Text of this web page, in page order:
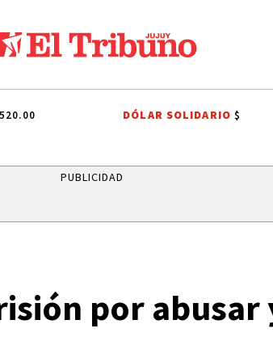
POR LOS BARRIOS ONDA ESTUDIANTIL 2026
DÓLAR SOLIDARIO$
PUBLICIDAD
por